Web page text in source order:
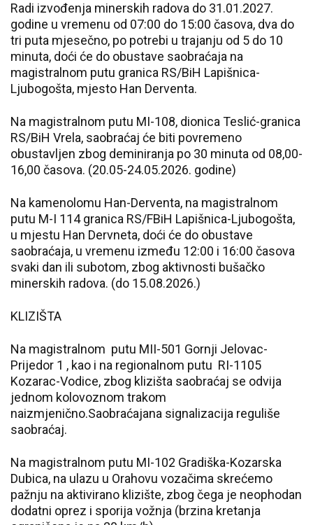
Radi izvođenja minerskih radova do 31.01.2027.
godine u vremenu od 07:00 do 15:00 časova, dva do
tri puta mjesečno, po potrebi u trajanju od 5 do 10
minuta, doći će do obustave saobraćaja na
magistralnom putu granica RS/BiH Lapišnica-
Ljubogošta, mjesto Han Derventa.
Na magistralnom putu MI-108, dionica Teslić-granica
RS/BiH Vrela, saobraćaj će biti povremeno
obustavljen zbog deminiranja po 30 minuta od 08,00-
16,00 časova. (20.05-24.05.2026. godine)
Na kamenolomu Han-Derventa, na magistralnom
putu M-I 114 granica RS/FBiH Lapišnica-Ljubogošta,
u mjestu Han Dervneta, doći će do obustave
saobraćaja, u vremenu između 12:00 i 16:00 časova
svaki dan ili subotom, zbog aktivnosti bušačko
minerskih radova. (do 15.08.2026.)
KLIZIŠTA
Na magistralnom putu MII-501 Gornji Jelovac-
Prijedor 1 , kao i na regionalnom putu RI-1105
Kozarac-Vodice, zbog klizišta saobraćaj se odvija
jednom kolovoznom trakom
naizmjenično.Saobraćajana signalizacija reguliše
saobraćaj.
Na magistralnom putu MI-102 Gradiška-Kozarska
Dubica, na ulazu u Orahovu vozačima skrećemo
pažnju na aktivirano klizište, zbog čega je neophodan
dodatni oprez i sporija vožnja (brzina kretanja